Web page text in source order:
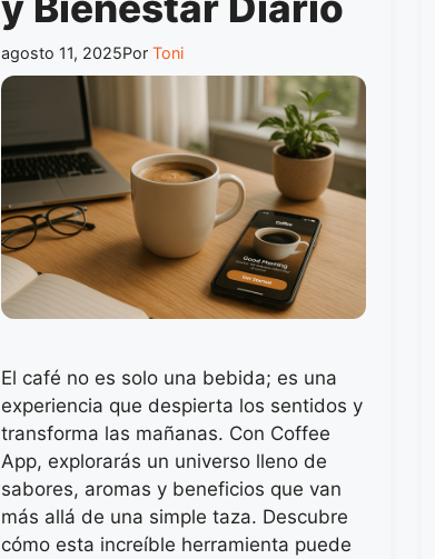
agosto 11, 2025PorToni
El café no es solo una bebida; es una
experiencia que despierta los sentidos y
transforma las mañanas. Con Coffee
App, explorarás un universo lleno de
sabores, aromas y beneficios que van
más allá de una simple taza. Descubre
cómo esta increíble herramienta puede